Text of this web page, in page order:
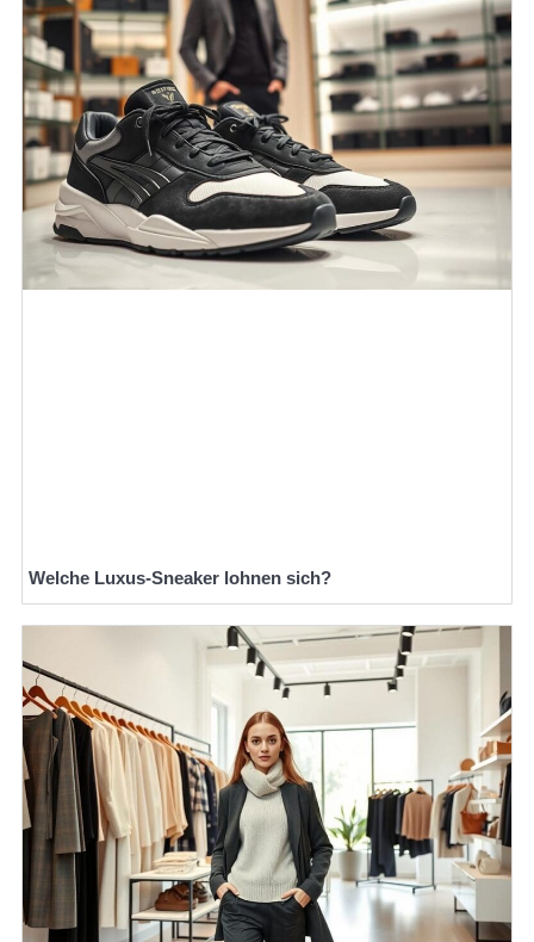
Welche Luxus-Sneaker lohnen sich?